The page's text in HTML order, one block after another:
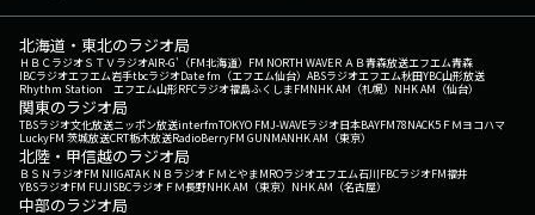
北海道・東北のラジオ局
ＨＢＣラジオＳＴＶラジオAIR-G'（FM北海道） FM NORTH WAVEＲＡＢ青森放送エフエム青森
IBCラジオエフエム岩手tbcラジオDate fm（エフエム仙台） ABSラジオエフエム秋田YBC山形放送
Rhythm Station エフエム山形RFCラジオ福島ふくしまFMNHK AM（札幌） NHK AM（仙台）
関東のラジオ局
TBSラジオ文化放送ニッポン放送interfmTOKYO FMJ-WAVEラジオ日本BAYFM78NACK5 ＦＭヨコハマ
LuckyFM 茨城放送CRT栃木放送RadioBerryFM GUNMANHK AM（東京）
北陸・甲信越のラジオ局
ＢＳＮラジオFM NIIGATAＫＮＢラジオ ＦＭとやまMROラジオエフエム石川FBCラジオFM福井
YBSラジオFM FUJISBCラジオ ＦＭ長野NHK AM（東京） NHK AM（名古屋）
中部のラジオ局